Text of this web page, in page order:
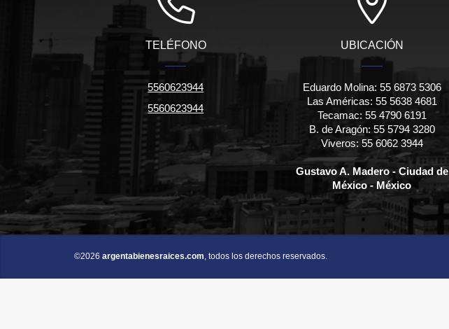
TELÉFONO
5560623944
5560623944
UBICACIÓN
Eduardo Molina: 55 6873 5306
Las Américas: 55 5638 4681
Tecamac: 55 4790 6191
B. de Aragón: 55 5794 3280
Viveros: 55 6062 3944
Gustavo A. Madero - Ciudad de
México - México
©2026 argentabienesraices.com , todos los derechos reservados.